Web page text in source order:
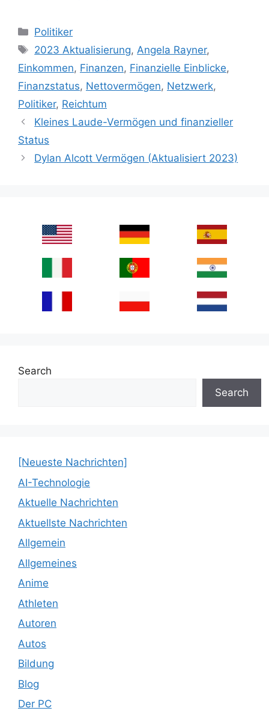
Categories
Politiker
Tags
2023 Aktualisierung, Angela Rayner,
Einkommen, Finanzen, Finanzielle Einblicke,
Finanzstatus, Nettovermögen, Netzwerk,
Politiker, Reichtum
Kleines Laude-Vermögen und finanzieller
Status
Dylan Alcott Vermögen (Aktualisiert 2023)
Search
Search
[Neueste Nachrichten]
AI-Technologie
Aktuelle Nachrichten
Aktuellste Nachrichten
Allgemein
Allgemeines
Anime
Athleten
Autoren
Autos
Bildung
Blog
Der PC